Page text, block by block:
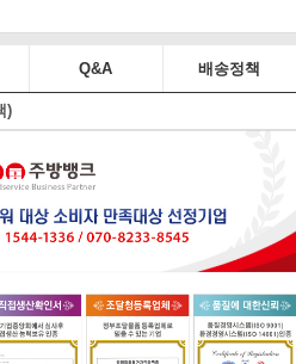
Q&A 배송정책
)